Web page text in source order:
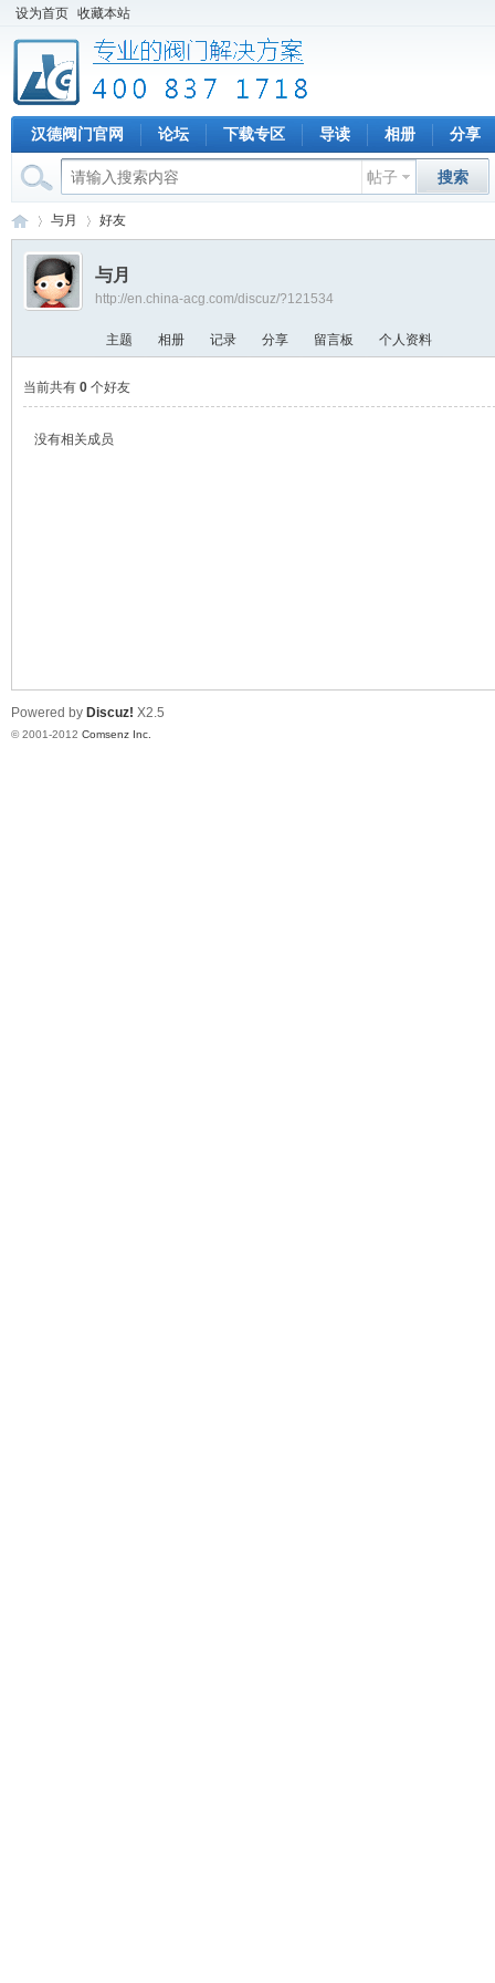
设为首页 收藏本站
汉德阀门官网 论坛 下载专区 导读 相册 分享
帖子 搜索
›
与月
›
好友
与月
http://en.china-acg.com/discuz/?121534
主题 相册 记录 分享 留言板 个人资料
当前共有 0 个好友
没有相关成员
Powered by Discuz! X2.5
© 2001-2012 Comsenz Inc.